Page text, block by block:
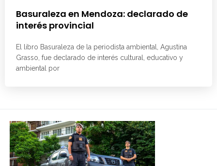
Basuraleza en Mendoza: declarado de
interés provincial
El libro Basuraleza de la periodista ambiental, Agustina
Grasso, fue declarado de interés cultural, educativo y
ambiental por